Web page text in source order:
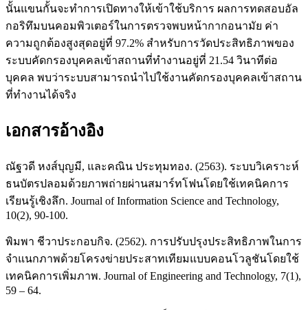
นั้นแขนกั้นจะทำการเปิดทางให้เข้าใช้บริการ ผลการทดสอบอัล
กอริทึมบนคอมพิวเตอร์ในการตรวจพบหน้ากากอนามัย ค่า
ความถูกต้องสูงสุดอยู่ที่ 97.2% สำหรับการวัดประสิทธิภาพของ
ระบบคัดกรองบุคคลเข้าสถานที่ทำงานอยู่ที่ 21.54 วินาทีต่อ
บุคคล พบว่าระบบสามารถนำไปใช้งานคัดกรองบุคคลเข้าสถาน
ที่ทำงานได้จริง
เอกสารอ้างอิง
ณัฐวดี หงส์บุญมี, และคณิน ประทุมทอง. (2563). ระบบวิเคราะห์
ธนบัตรปลอมด้วยภาพถ่ายผ่านสมาร์ทโฟนโดยใช้เทคนิคการ
เรียนรู้เชิงลึก. Journal of Information Science and Technology,
10(2), 90-100.
พิมพา ชีวาประกอบกิจ. (2562). การปรับปรุงประสิทธิภาพในการ
จำแนกภาพด้วยโครงข่ายประสาทเทียมแบบคอนโวลูชันโดยใช้
เทคนิคการเพิ่มภาพ. Journal of Engineering and Technology, 7(1),
59 – 64.